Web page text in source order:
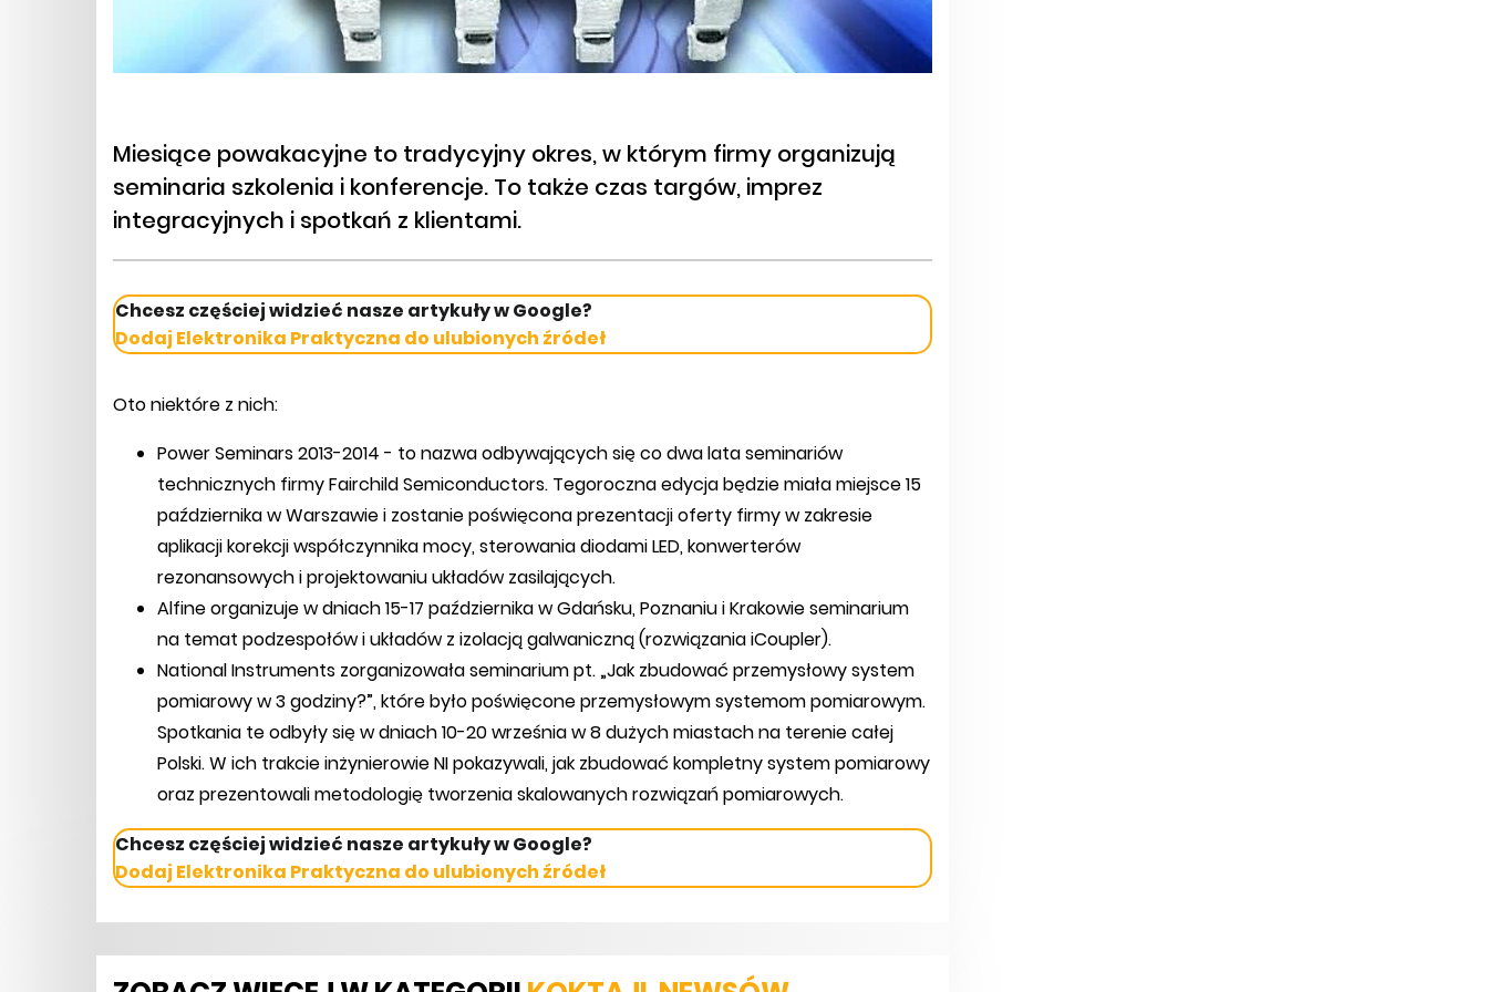
Miesiące powakacyjne to tradycyjny okres, w którym firmy organizują
seminaria szkolenia i konferencje. To także czas targów, imprez
integracyjnych i spotkań z klientami.
Chcesz częściej widzieć nasze artykuły w Google?
Dodaj Elektronika Praktyczna do ulubionych źródeł
Oto niektóre z nich:
Power Seminars 2013-2014 - to nazwa odbywających się co dwa lata seminariów
technicznych firmy Fairchild Semiconductors. Tegoroczna edycja będzie miała miejsce 15
października w Warszawie i zostanie poświęcona prezentacji oferty firmy w zakresie
aplikacji korekcji współczynnika mocy, sterowania diodami LED, konwerterów
rezonansowych i projektowaniu układów zasilających.
Alfine organizuje w dniach 15-17 października w Gdańsku, Poznaniu i Krakowie seminarium
na temat podzespołów i układów z izolacją galwaniczną (rozwiązania iCoupler).
National Instruments zorganizowała seminarium pt. „Jak zbudować przemysłowy system
pomiarowy w 3 godziny?”, które było poświęcone przemysłowym systemom pomiarowym.
Spotkania te odbyły się w dniach 10-20 września w 8 dużych miastach na terenie całej
Polski. W ich trakcie inżynierowie NI pokazywali, jak zbudować kompletny system pomiarowy
oraz prezentowali metodologię tworzenia skalowanych rozwiązań pomiarowych.
Chcesz częściej widzieć nasze artykuły w Google?
Dodaj Elektronika Praktyczna do ulubionych źródeł